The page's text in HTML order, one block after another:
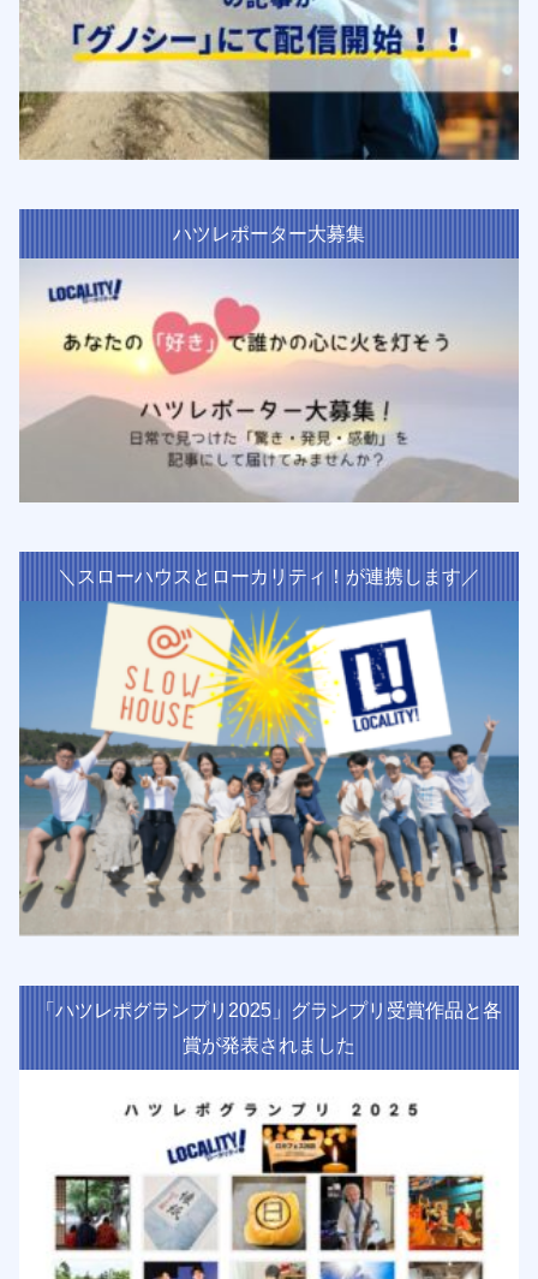
ハツレポーター大募集
＼スローハウスとローカリティ！が連携します／
「ハツレポグランプリ2025」グランプリ受賞作品と各
賞が発表されました